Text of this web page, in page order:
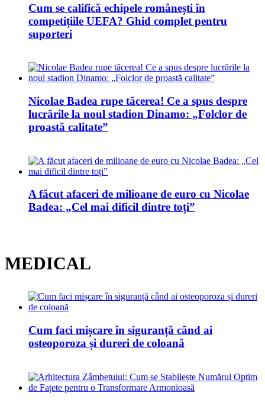
Cum se califică echipele românești în
competițiile UEFA? Ghid complet pentru
suporteri
Nicolae Badea rupe tăcerea! Ce a spus despre
lucrările la noul stadion Dinamo: „Folclor de
proastă calitate”
A făcut afaceri de milioane de euro cu Nicolae
Badea: „Cel mai dificil dintre toți”
MEDICAL
Cum faci mișcare în siguranță când ai
osteoporoza și dureri de coloană